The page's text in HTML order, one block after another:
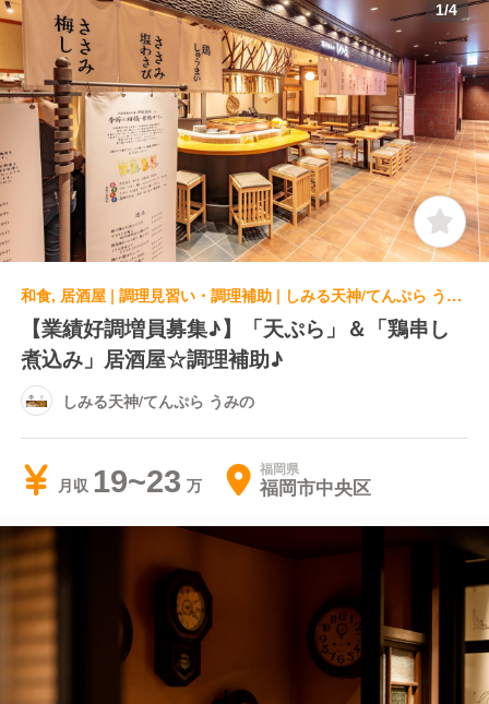
1/4
和食, 居酒屋 | 調理見習い・調理補助 | しみる天神/てんぷら うみの
【業績好調増員募集♪】「天ぷら」＆「鶏串し
煮込み」居酒屋☆調理補助♪
しみる天神/てんぷら うみの
月収 19~23 福岡県
福岡市中央区